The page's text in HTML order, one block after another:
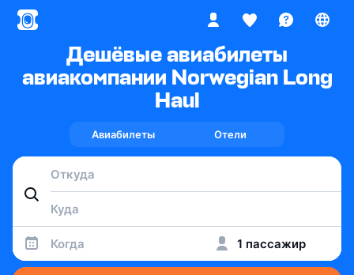
Дешёвые авиабилеты
авиакомпании Norwegian Long
Haul
Авиабилеты Отели
Когда 1 пассажир